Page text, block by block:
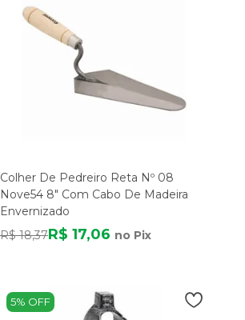
Colher De Pedreiro Reta Nº 08
Nove54 8" Com Cabo De Madeira
Envernizado
R$ 18,37R$ 17,06 no Pix
5% OFF